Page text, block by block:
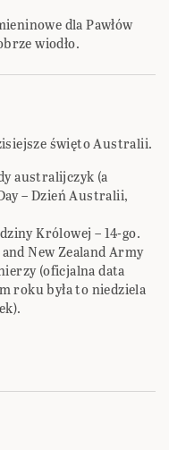
dla Pawłów
wiodło.
święto Australii.
australijczyk (a
– Dzień Australii,
Królowej – 14-go.
New Zealand Army
(oficjalna data
roku była to niedziela